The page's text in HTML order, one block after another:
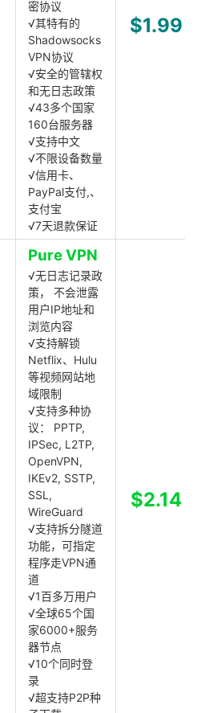
密协议
√其特有的
Shadowsocks
VPN协议
√安全的管辖权
和无日志政策
√43多个国家
160台服务器
√支持中文
√不限设备数量
√信用卡、
PayPal支付,、
支付宝
√7天退款保证
$1.99
Pure VPN
√无日志记录政
策， 不会泄露
用户IP地址和
浏览内容
√支持解锁
Netflix、Hulu
等视频网站地
域限制
√支持多种协
议： PPTP,
IPSec, L2TP,
OpenVPN,
IKEv2, SSTP,
SSL,
WireGuard
√支持拆分隧道
功能，可指定
程序走VPN通
道
√1百多万用户
√全球65个国
家6000+服务
器节点
√10个同时登
录
√超支持P2P种
$2.14